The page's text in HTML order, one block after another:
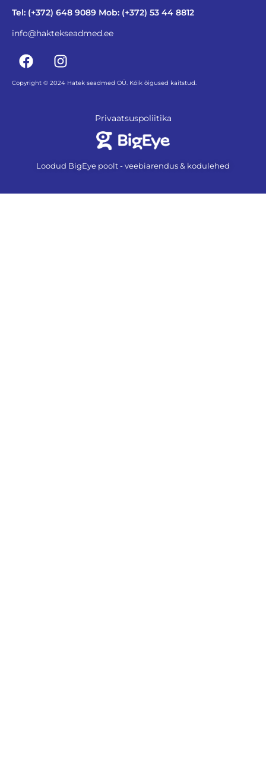
Tel: (+372) 648 9089 Mob: (+372) 53 44 8812
info@haktekseadmed.ee
Copyright © 2024 Hatek seadmed OÜ. Kõik õigused kaitstud.
Privaatsuspoliitika
Loodud BigEye poolt - veebiarendus & kodulehed